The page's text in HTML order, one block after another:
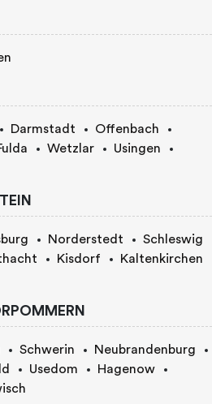
Darmstadt
Offenbach
Wetzlar
Usingen
Norderstedt
Schleswig
Kisdorf
Kaltenkirchen
Schwerin
Neubrandenburg
Usedom
Hagenow